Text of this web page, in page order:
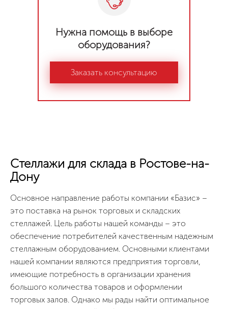
Нужна помощь в выборе
оборудования?
Заказать консультацию
Стеллажи для склада в Ростове-на-
Дону
Основное направление работы компании «Базис» –
это поставка на рынок торговых и складских
стеллажей. Цель работы нашей команды – это
обеспечение потребителей качественным надежным
стеллажным оборудованием. Основными клиентами
нашей компании являются предприятия торговли,
имеющие потребность в организации хранения
большого количества товаров и оформлении
торговых залов. Однако мы рады найти оптимальное